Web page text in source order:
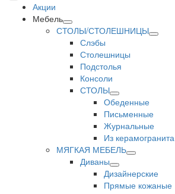
Акции
Мебель
СТОЛЫ/СТОЛЕШНИЦЫ
Слэбы
Столешницы
Подстолья
Консоли
СТОЛЫ
Обеденные
Письменные
Журнальные
Из керамогранита
МЯГКАЯ МЕБЕЛЬ
Диваны
Дизайнерские
Прямые кожаные